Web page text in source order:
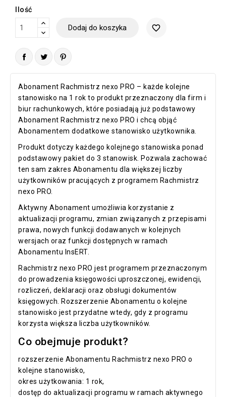
Ilość
Dodaj do koszyka favorite_border
Abonament Rachmistrz nexo PRO – każde kolejne
stanowisko na 1 rok to produkt przeznaczony dla firm i
biur rachunkowych, które posiadają już podstawowy
Abonament Rachmistrz nexo PRO i chcą objąć
Abonamentem dodatkowe stanowisko użytkownika.
Produkt dotyczy każdego kolejnego stanowiska ponad
podstawowy pakiet do 3 stanowisk. Pozwala zachować
ten sam zakres Abonamentu dla większej liczby
użytkowników pracujących z programem Rachmistrz
nexo PRO.
Aktywny Abonament umożliwia korzystanie z
aktualizacji programu, zmian związanych z przepisami
prawa, nowych funkcji dodawanych w kolejnych
wersjach oraz funkcji dostępnych w ramach
Abonamentu InsERT.
Rachmistrz nexo PRO jest programem przeznaczonym
do prowadzenia księgowości uproszczonej, ewidencji,
rozliczeń, deklaracji oraz obsługi dokumentów
księgowych. Rozszerzenie Abonamentu o kolejne
stanowisko jest przydatne wtedy, gdy z programu
korzysta większa liczba użytkowników.
Co obejmuje produkt?
rozszerzenie Abonamentu Rachmistrz nexo PRO o
kolejne stanowisko,
okres użytkowania: 1 rok,
dostęp do aktualizacji programu w ramach aktywnego